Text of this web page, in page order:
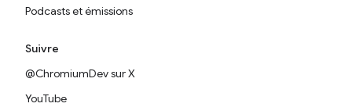
Podcasts et émissions
Suivre
@ChromiumDev sur X
YouTube